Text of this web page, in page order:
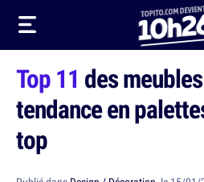
Top 11 des
tendance en
top